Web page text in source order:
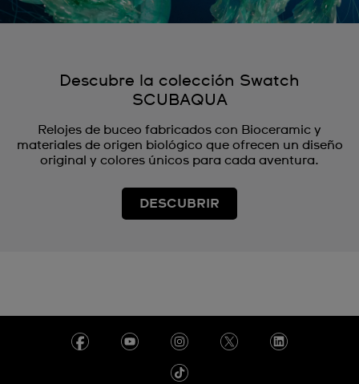
Descubre la colección Swatch
SCUBAQUA
Relojes de buceo fabricados con Bioceramic y
materiales de origen biológico que ofrecen un diseño
original y colores únicos para cada aventura.
DESCUBRIR